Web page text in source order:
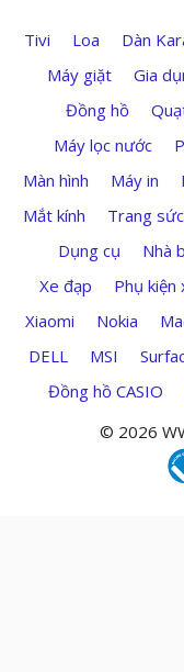
Tivi Loa Dàn
Máy giặt
Gia
Đồng hồ
Máy lọc nước
Màn hình
Máy in
Mắt kính
Trang sức
Dụng cụ
Nhà
Xe đạp
Phụ kiện
Xiaomi
Nokia
DELL
MSI
Đồng hồ CASIO
© 2026